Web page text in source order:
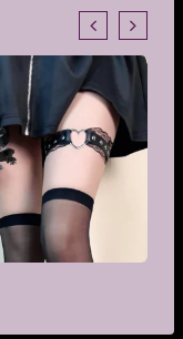
avec
extensible
Nylon,